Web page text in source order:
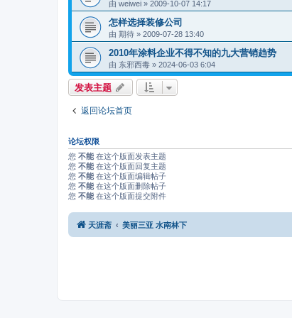
由 weiwei » 2009-10-07 14:17
怎样选择装修公司
由 期待 » 2009-07-28 13:40
2010年涂料企业不得不知的九大营销趋势
由 东邪西毒 » 2024-06-03 6:04
发表主题
返回论坛首页
论坛权限
您 不能 在这个版面发表主题
您 不能 在这个版面回复主题
您 不能 在这个版面编辑帖子
您 不能 在这个版面删除帖子
您 不能 在这个版面提交附件
天涯斋 美丽三亚 水南林下